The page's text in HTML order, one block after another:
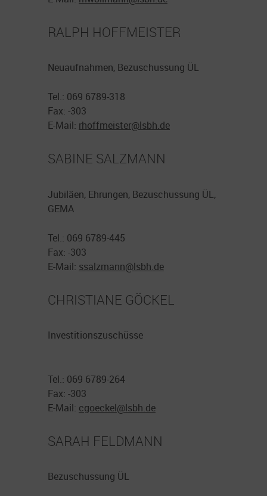
RALPH HOFFMEISTER
Neuaufnahmen, Bezuschussung ÜL
Tel.: 069 6789-318
Fax: -303
E-Mail: rhoffmeister@lsbh.de
SABINE SALZMANN
Jubiläen, Ehrungen, Bezuschussung ÜL,
GEMA
Tel.: 069 6789-445
Fax: -303
E-Mail: ssalzmann@lsbh.de
CHRISTIANE GÖCKEL
Investitionszuschüsse
Tel.: 069 6789-264
Fax: -303
E-Mail: cgoeckel@lsbh.de
SARAH FELDMANN
Bezuschussung ÜL